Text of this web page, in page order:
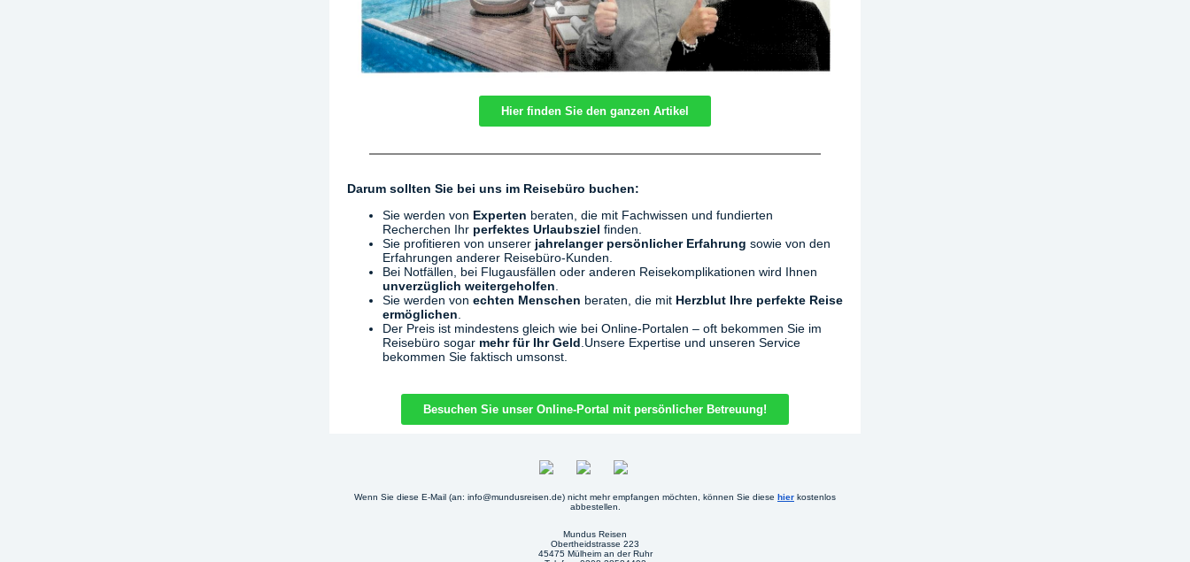
Hier finden Sie den ganzen Artikel
Darum sollten Sie bei uns im Reisebüro buchen:
Sie werden von Experten beraten, die mit Fachwissen und fundierten
Recherchen Ihr perfektes Urlaubsziel finden.
Sie profitieren von unserer jahrelanger persönlicher Erfahrung sowie von den
Erfahrungen anderer Reisebüro-Kunden.
Bei Notfällen, bei Flugausfällen oder anderen Reisekomplikationen wird Ihnen
unverzüglich weitergeholfen
Sie werden von echten Menschen beraten, die mit Herzblut Ihre perfekte Reise
ermöglichen
Der Preis ist mindestens gleich wie bei Online-Portalen – oft bekommen Sie im
Reisebüro sogar mehr für Ihr Geld .Unsere Expertise und unseren Service
bekommen Sie faktisch umsonst.
Besuchen Sie unser Online-Portal mit persönlicher Betreuung!
Wenn Sie diese E-Mail (an: info@mundusreisen.de) nicht mehr empfangen möchten, können Sie diese hier kostenlos
abbestellen.
Mundus Reisen
Obertheidstrasse 223
45475 Mülheim an der Ruhr